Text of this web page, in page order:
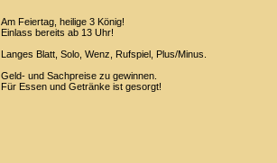
Am Feiertag, heilige 3 König!
Einlass bereits ab 13 Uhr!
Langes Blatt, Solo, Wenz, Rufspiel, Plus/Minus.
Geld- und Sachpreise zu gewinnen.
Für Essen und Getränke ist gesorgt!